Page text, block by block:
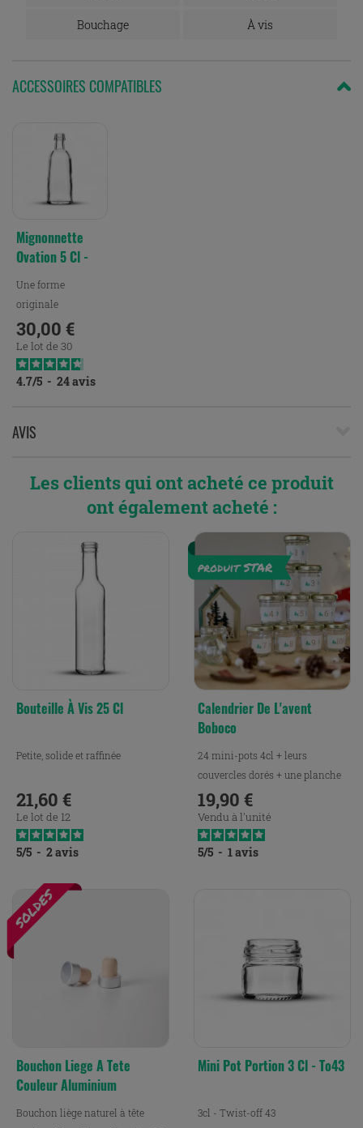
Bouchage À vis
ACCESSOIRES COMPATIBLES
Mignonnette
Ovation 5 Cl -
Extra-Blanc
Une forme
originale
Prix
30,00 €
Le lot de 30
4.7/5 - 24avis
AVIS
Les clients qui ont acheté ce produit
ont également acheté :
Bouteille À Vis 25 Cl
Petite, solide et raffinée
Prix
21,60 €
Le lot de 12
5/5 - 2avis
Calendrier De L'avent
Boboco
24 mini-pots 4cl + leurs
couvercles dorés + une planche
d'étiquettes
Prix
19,90 €
Vendu à l'unité
5/5 - 1avis
Bouchon Liege A Tete
Couleur Aluminium
Bouchon liège naturel à tête
Mini Pot Portion 3 Cl - To43
3cl - Twist-off 43